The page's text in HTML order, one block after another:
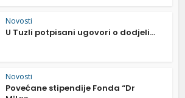
Novosti
U Tuzli potpisani ugovori o dodjeli...
Novosti
Povećane stipendije Fonda “Dr